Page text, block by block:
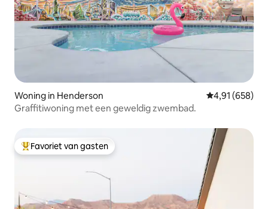
Woning in Henderson Gemiddelde
4,91 (658)
Graffitiwoning met een geweldig zwembad.
Topfavoriet van gasten
Favoriet van gasten